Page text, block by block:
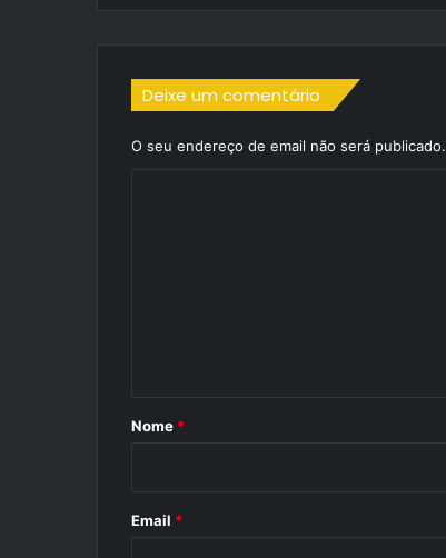
Deixe um comentário
O seu endereço de email não será publicado.
r
*
Nome *
Email *